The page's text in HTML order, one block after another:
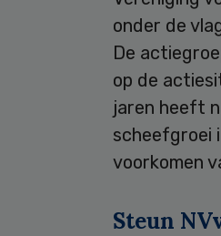
onder de
De
op de
jaren heeft
scheefgroei
voorkomen
Steun